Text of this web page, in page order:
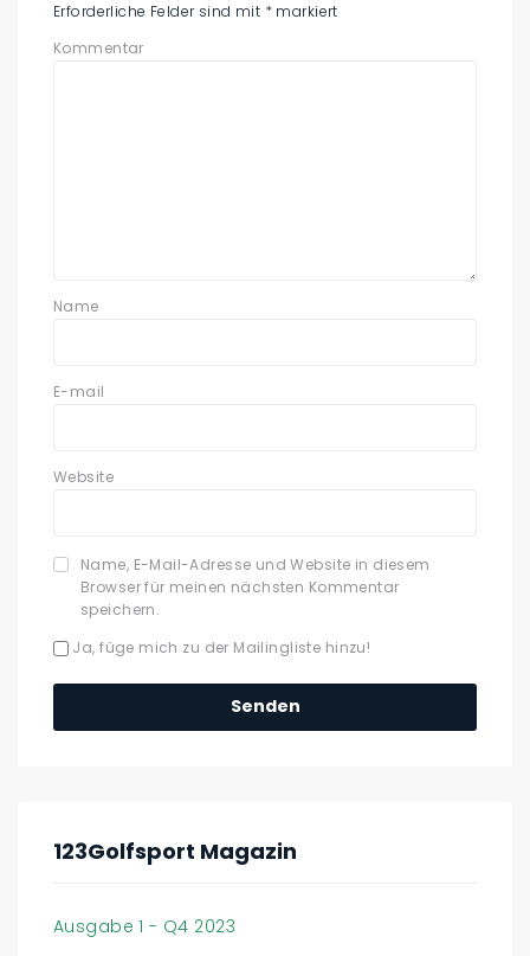
Erforderliche Felder sind mit * markiert
Kommentar
Name
E-mail
Website
Name, E-Mail-Adresse und Website in diesem
Browser für meinen nächsten Kommentar
speichern.
Ja, füge mich zu der Mailingliste hinzu!
123Golfsport Magazin
Ausgabe 1 - Q4 2023